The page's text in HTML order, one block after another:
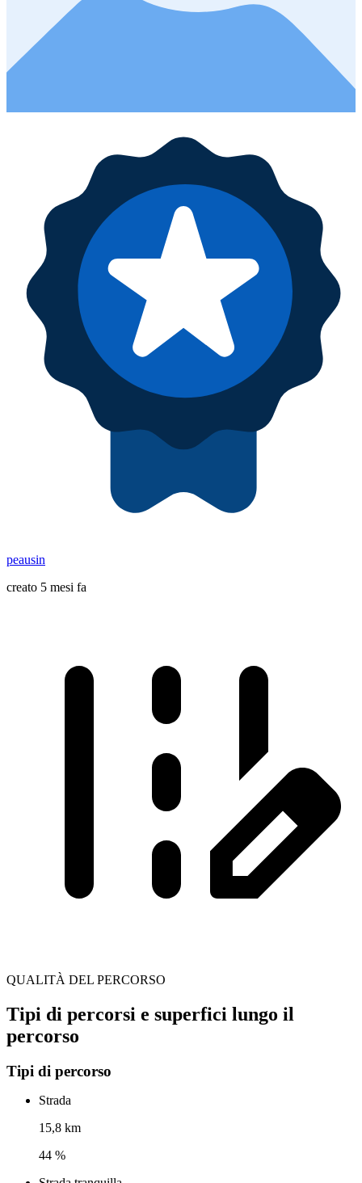
peausin
creato 5 mesi fa
QUALITÀ DEL PERCORSO
Tipi di percorsi e superfici lungo il
percorso
Tipi di percorso
Strada
15,8 km
44 %